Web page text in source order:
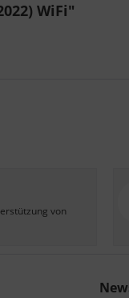
WiFi"
von